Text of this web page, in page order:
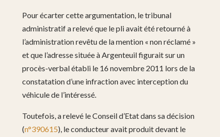
Pour écarter cette argumentation, le tribunal
administratif a relevé que le pli avait été retourné à
l’administration revêtu de la mention « non réclamé »
et que l’adresse située à Argenteuil figurait sur un
procès-verbal établi le 16 novembre 2011 lors de la
constatation d’une infraction avec interception du
véhicule de l’intéressé.
Toutefois, a relevé le Conseil d’Etat dans sa décision
(n°390615), le conducteur avait produit devant le